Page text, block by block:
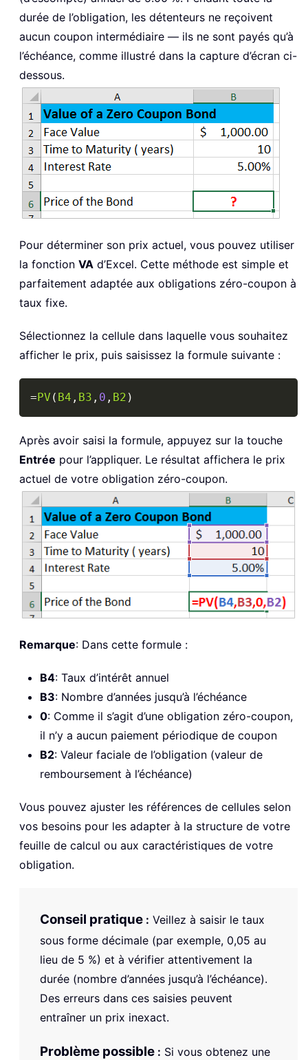
durée de l’obligation, les détenteurs ne reçoivent
aucun coupon intermédiaire — ils ne sont payés qu’à
l’échéance, comme illustré dans la capture d’écran ci-
dessous.
Pour déterminer son prix actuel, vous pouvez utiliser
la fonction VA d’Excel. Cette méthode est simple et
parfaitement adaptée aux obligations zéro-coupon à
taux fixe.
Sélectionnez la cellule dans laquelle vous souhaitez
afficher le prix, puis saisissez la formule suivante :
= PV ( B4 , B3 , 0 , B2 )
Après avoir saisi la formule, appuyez sur la touche
Entrée pour l’appliquer. Le résultat affichera le prix
actuel de votre obligation zéro-coupon.
Remarque: Dans cette formule :
B4: Taux d’intérêt annuel
B3: Nombre d’années jusqu’à l’échéance
0: Comme il s’agit d’une obligation zéro-coupon,
il n’y a aucun paiement périodique de coupon
B2: Valeur faciale de l’obligation (valeur de
remboursement à l’échéance)
Vous pouvez ajuster les références de cellules selon
vos besoins pour les adapter à la structure de votre
feuille de calcul ou aux caractéristiques de votre
obligation.
Conseil pratique : Veillez à saisir le taux
sous forme décimale (par exemple, 0,05 au
lieu de 5 %) et à vérifier attentivement la
durée (nombre d’années jusqu’à l’échéance).
Des erreurs dans ces saisies peuvent
entraîner un prix inexact.
Problème possible : Si vous obtenez une